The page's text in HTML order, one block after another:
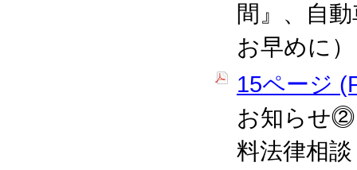
間』、自
お早めに）
15ページ
お知らせ⓶
料法律相